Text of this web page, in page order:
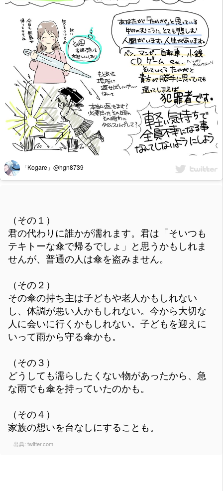
「Kogare」@hgn8739
（その１）
君の代わりに誰かが濡れます。君は「そいつも
テキトーな傘で帰るでしょ」と思うかもしれま
せんが、普通の人は傘を盗みません。
（その２）
その傘の持ち主は子どもや老人かもしれない
し、体調が悪い人かもしれない。今から大切な
人に会いに行くかもしれない。子どもを迎えに
いって雨から守る傘かも。
（その３）
どうしても濡らしたくない物があったから、急
な雨でも傘を持っていたのかも。
（その４）
家族の想いを台なしにすることも。
出典: twitter.com